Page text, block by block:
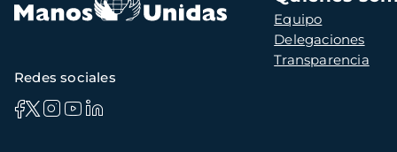
principal
Equipo
Delegaciones
Transparencia
Redes sociales